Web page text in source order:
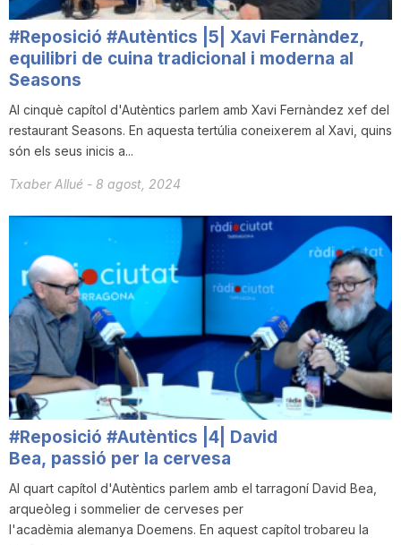
#Reposició #Autèntics |5| Xavi Fernàndez,
equilibri de cuina tradicional i moderna al
Seasons
Al cinquè capítol d'Autèntics parlem amb Xavi Fernàndez xef del
restaurant Seasons. En aquesta tertúlia coneixerem al Xavi, quins
són els seus inicis a...
Txaber Allué - 8 agost, 2024
#Reposició #Autèntics |4| David
Bea, passió per la cervesa
Al quart capítol d'Autèntics parlem amb el tarragoní David Bea,
arqueòleg i sommelier de cerveses per
l'acadèmia alemanya Doemens. En aquest capítol trobareu la